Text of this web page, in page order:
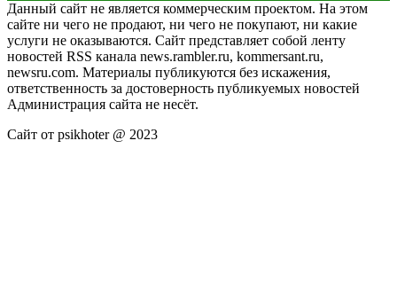
Данный сайт не является коммерческим проектом. На этом
сайте ни чего не продают, ни чего не покупают, ни какие
услуги не оказываются. Сайт представляет собой ленту
новостей RSS канала news.rambler.ru, kommersant.ru,
newsru.com. Материалы публикуются без искажения,
ответственность за достоверность публикуемых новостей
Администрация сайта не несёт.
Сайт от psikhoter @ 2023